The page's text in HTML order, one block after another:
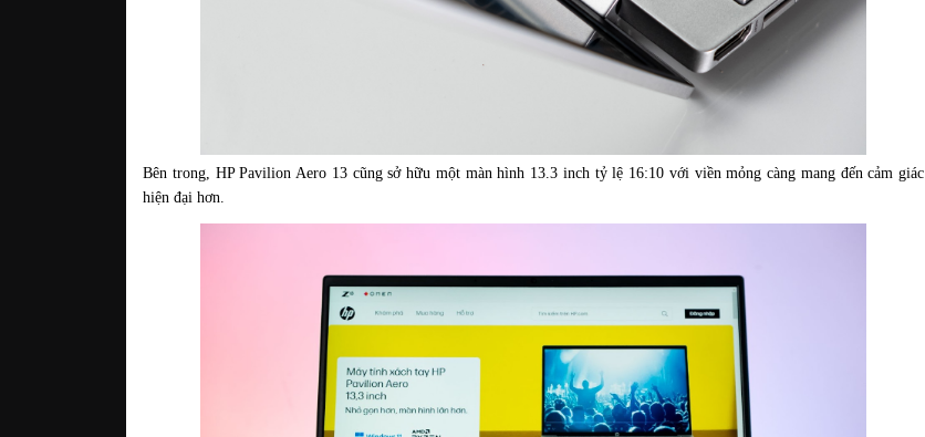
Bên trong, HP Pavilion Aero 13 cũng sở hữu một màn hình 13.3 inch tỷ lệ 16:10 với viền mỏng càng mang đến cảm giác
hiện đại hơn.